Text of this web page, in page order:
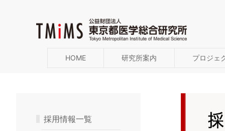
HOME 研究所案内 プロジェ
採用情報一覧